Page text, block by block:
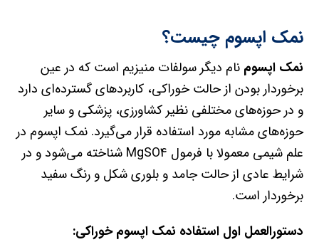
نمک اپسوم چیست؟
نمک اپسوم نام دیگر سولفات منیزیم است که در عین
برخوردار بودن از حالت خوراکی، کاربردهای گسترده‌ای دارد
و در حوزه‌های مختلفی نظیر کشاورزی، پزشکی و سایر
حوزه‌های مشابه مورد استفاده قرار می‌گیرد. نمک اپسوم در
علم شیمی معمولا با فرمول MgSO4 شناخته می‌شود و در
شرایط عادی از حالت جامد و بلوری شکل و رنگ سفید
برخوردار است.
دستورالعمل اول استفاده نمک اپسوم خوراکی: